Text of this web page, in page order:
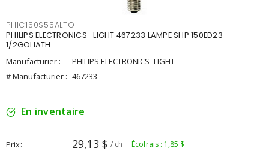
PHIC150S55ALTO
PHILIPS ELECTRONICS -LIGHT 467233 LAMPE SHP 150ED23
1/2GOLIATH
Manufacturier :
PHILIPS ELECTRONICS -LIGHT
# Manufacturier : 467233
En inventaire
Prix 29,13 $ / ch Écofrais : 1,85 $